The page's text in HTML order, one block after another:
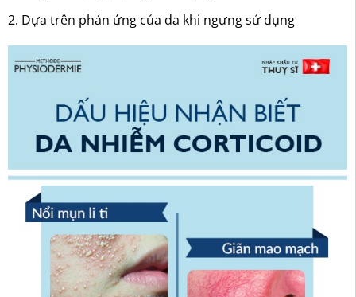
2. Dựa trên phản ứng của da khi ngưng sử dụng